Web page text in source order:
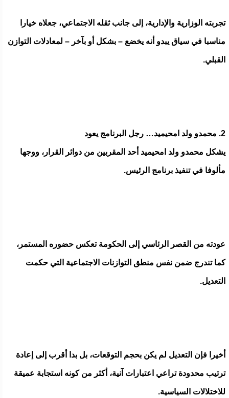
تجربته الوزارية والإدارية، إلى جانب ثقله الاجتماعي، جعلاه خيارا
مناسبا في سياق يبدو أنه يخضع – بشكل أو بآخر – لمعادلات التوازن
القبلي.
2. محمدو ولد امحيميد… رجل البرنامج يعود
يشكل محمدو ولد امحيميد أحد المقربين من دوائر القرار، ووجها
مألوفا في تنفيذ برنامج الرئيس.
عودته من القصر الرئاسي إلى الحكومة تعكس حضوره المستمر،
كما تندرج ضمن نفس منطق التوازنات الاجتماعية التي حكمت
التعديل.
أخيرا فإن التعديل لم يكن بحجم التوقعات، بل بدا أقرب إلى إعادة
ترتيب محدودة تراعي اعتبارات آنية، أكثر من كونه استجابة عميقة
للاختلالات السياسية.